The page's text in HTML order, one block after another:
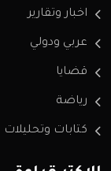
اخبار وتقارير
عربي ودولي
قضايا
رياضة
كتابات وتحليلات